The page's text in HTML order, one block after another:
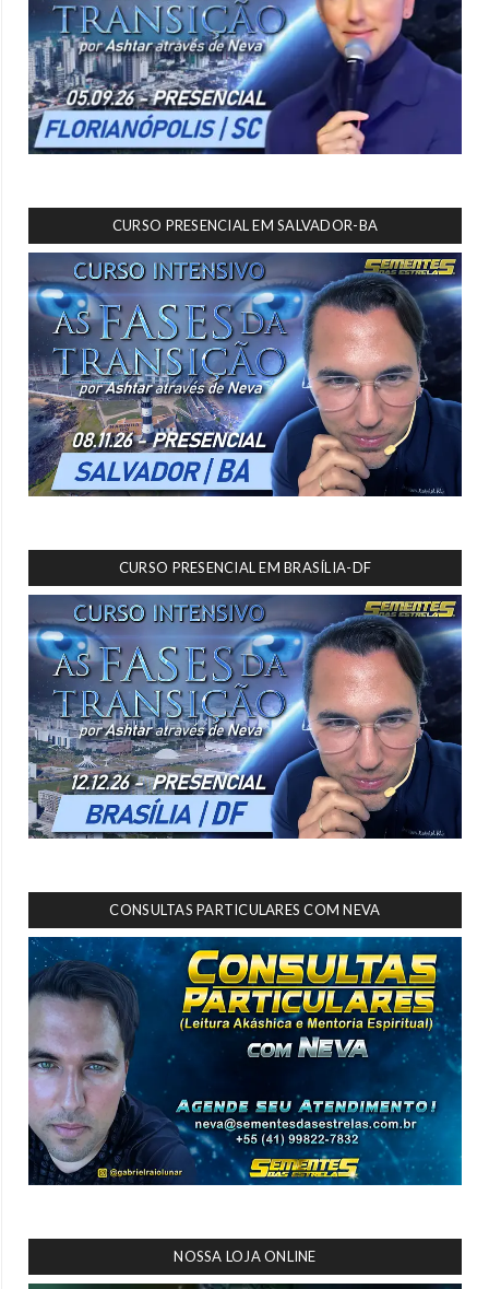
CURSO PRESENCIAL EM SALVADOR-BA
CURSO PRESENCIAL EM BRASÍLIA-DF
CONSULTAS PARTICULARES COM NEVA
NOSSA LOJA ONLINE